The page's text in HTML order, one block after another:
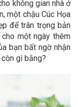
không gian nhà ở
một chậu Cúc Họa
để trân trọng bản
một ngày thêm
bạn bất ngờ nhận
gì bằng?